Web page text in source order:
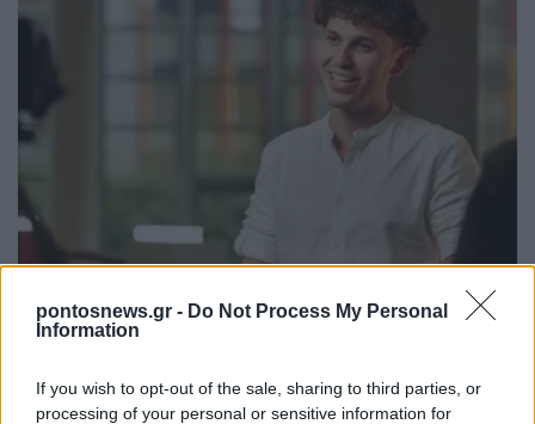
pontosnews.gr - Do Not Process My Personal
Information
If you wish to opt-out of the sale, sharing to third parties, or
processing of your personal or sensitive information for
Έλληνας επιχειρηματίας διεκδικεί θέση στο παγκόσμιο
28/04/2026 - 10:40μμ